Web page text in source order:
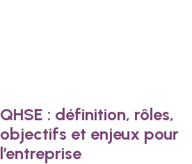
QHSE : définition, rôles,
objectifs et enjeux pour
l’entreprise